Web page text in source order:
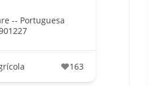
-- Portuguesa
163